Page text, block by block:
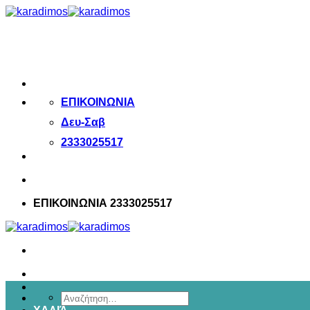
Μετάβαση
ΕΠΙΚΟΙΝΩΝΙΑ
Δευ-Σαβ
2333025517
ΕΠΙΚΟΙΝΩΝΙΑ 2333025517
Αναζήτηση